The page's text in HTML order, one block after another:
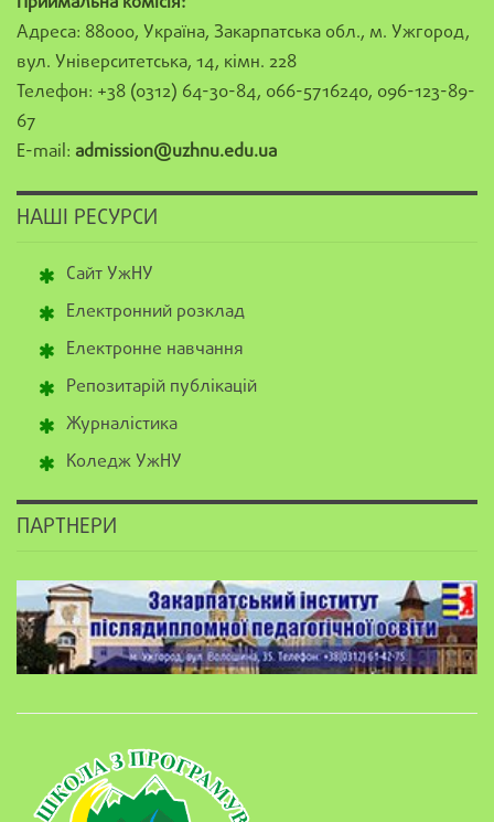
Адреса: 88000, Україна, Закарпатська обл., м. Ужгород,
вул. Університетська, 14, кімн. 228
Телефон: +38 (0312) 64-30-84, 066-5716240, 096-123-89-
67
E-mail: admission@uzhnu.edu.ua
НАШІ РЕСУРСИ
Сайт УжНУ
Електронний розклад
Електронне навчання
Репозитарій публікацій
Журналістика
Коледж УжНУ
ПАРТНЕРИ